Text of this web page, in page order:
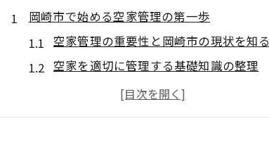
岡崎市で始める空家管理の第一歩
空家管理の重要性と岡崎市の現状を知る
空家を適切に管理する基礎知識の整理
愛知県岡崎市の空家対策の流れとは
空家管理の初期ステップと必要な準備